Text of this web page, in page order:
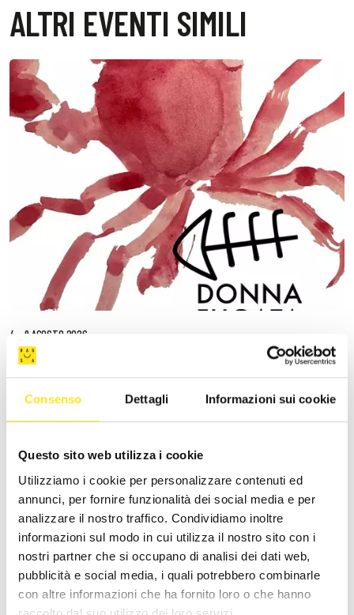
Consenso Dettagli Informazioni sui cookie
Questo sito web utilizza i cookie
Utilizziamo i cookie per personalizzare contenuti ed
annunci, per fornire funzionalità dei social media e per
analizzare il nostro traffico. Condividiamo inoltre
informazioni sul modo in cui utilizza il nostro sito con i
nostri partner che si occupano di analisi dei dati web,
pubblicità e social media, i quali potrebbero combinarle
con altre informazioni che ha fornito loro o che hanno
ALTRI EVENTI SIMILI
4 - 9 AGOSTO 2026
DONNAFUGATA FILM FESTIVAL - XVIII EDIZIONE
Il cinema torna a vivere sotto le stelle.